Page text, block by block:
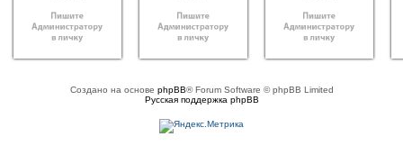
Создано на основе phpBB® Forum Software © phpBB Limited
Русская поддержка phpBB